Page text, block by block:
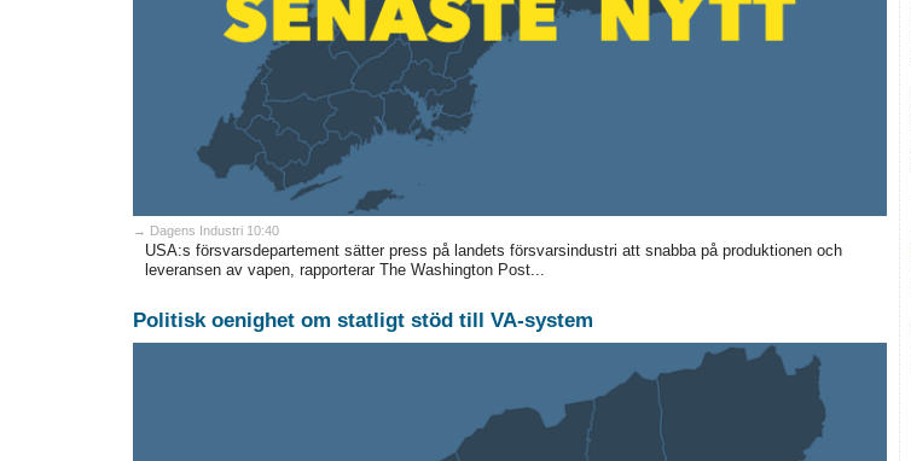
→ Dagens Industri 10:40
USA:s försvarsdepartement sätter press på landets försvarsindustri att snabba på produktionen och
leveransen av vapen, rapporterar The Washington Post...
Politisk oenighet om statligt stöd till VA-system